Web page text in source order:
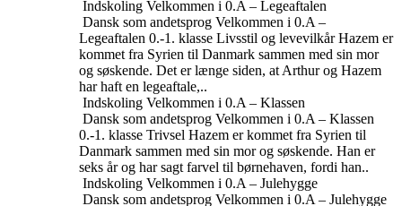
Indskoling Velkommen i 0.A – Legeaftalen
Dansk som andetsprog Velkommen i 0.A –
Legeaftalen 0.-1. klasse Livsstil og levevilkår Hazem er
kommet fra Syrien til Danmark sammen med sin mor
og søskende. Det er længe siden, at Arthur og Hazem
har haft en legeaftale,..
Indskoling Velkommen i 0.A – Klassen
Dansk som andetsprog Velkommen i 0.A – Klassen
0.-1. klasse Trivsel Hazem er kommet fra Syrien til
Danmark sammen med sin mor og søskende. Han er
seks år og har sagt farvel til børnehaven, fordi han..
Indskoling Velkommen i 0.A – Julehygge
Dansk som andetsprog Velkommen i 0.A – Julehygge